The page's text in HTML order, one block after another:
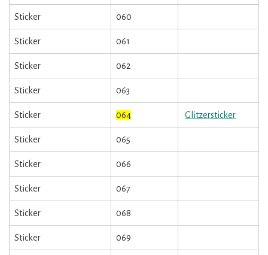
Sticker 060
Sticker 061
Sticker 062
Sticker 063
Sticker 064 Glitzersticker
Sticker 065
Sticker 066
Sticker 067
Sticker 068
Sticker 069